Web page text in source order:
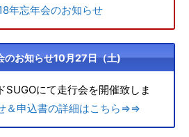
年忘年会のお知らせ
のお知らせ10月27日（土)
SUGOにて走行会を開催致しま
＆申込書の詳細はこちら⇒⇒